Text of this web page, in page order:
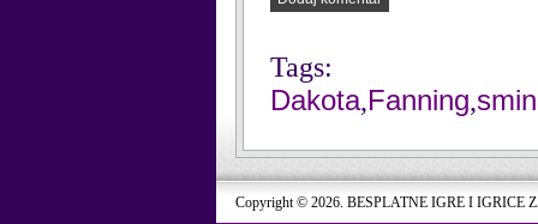
Tags:
Dakota,Fanning,
Copyright © 2026. BESPLATNE IGRE I IGRICE